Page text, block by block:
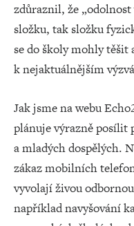
zdůraznil, že
složku, tak složku
se do školy mohly
k nejaktuálnějším
Jak jsme na webu
plánuje výrazně posílit
a mladých dospělých.
zákaz mobilních
vyvolají živou
například navyšování